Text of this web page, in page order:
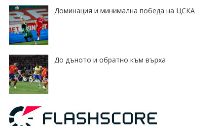
Доминация и минимална победа на ЦСКА
До дъното и обратно към върха